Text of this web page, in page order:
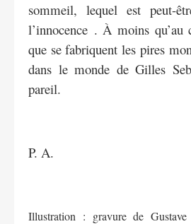
sommeil, lequel est peut-
l’innocence . À moins
que se fabriquent les pires
dans le monde de Gilles
pareil.
P. A.
Illustration : gravure de